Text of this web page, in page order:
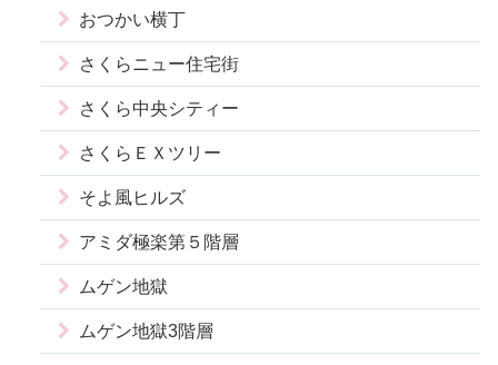
おつかい横丁
さくらニュー住宅街
さくら中央シティー
さくらＥＸツリー
そよ風ヒルズ
アミダ極楽第５階層
ムゲン地獄
ムゲン地獄3階層